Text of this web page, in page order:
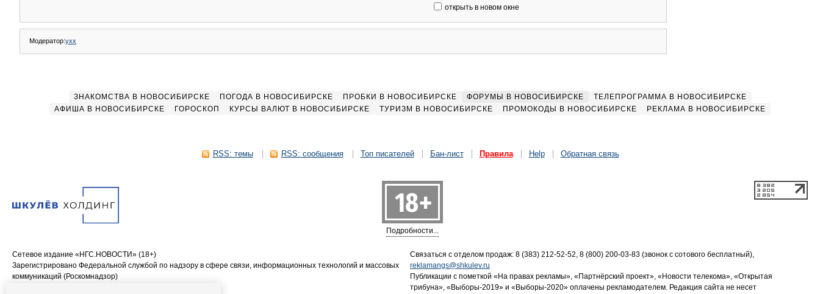
открыть в новом окне
Модератор:yxx
ЗНАКОМСТВА В НОВОСИБИРСКЕ ПОГОДА В НОВОСИБИРСКЕ ПРОБКИ В НОВОСИБИРСКЕ ФОРУМЫ В НОВОСИБИРСКЕ
ТЕЛЕПРОГРАММА В НОВОСИБИРСКЕ
АФИША В НОВОСИБИРСКЕ
ГОРОСКОП КУРСЫ ВАЛЮТ В НОВОСИБИРСКЕ ТУРИЗМ В НОВОСИБИРСКЕ ПРОМОКОДЫ В НОВОСИБИРСКЕ РЕКЛАМА В НОВОСИБИРСКЕ
RSS: темы RSS: сообщения Топ писателей Бан-лист Правила Help Обратная связь
Подробности...
Сетевое издание «НГС.НОВОСТИ» (18+)
Зарегистрировано Федеральной службой по надзору в сфере связи, информационных технологий и массовых
коммуникаций (Роскомнадзор)
Связаться с отделом продаж: 8 (383) 212-52-52, 8 (800) 200-03-83 (звонок с сотового бесплатный),
reklamangs@shkulev.ru
Публикации с пометкой «На правах рекламы», «Партнёрский проект», «Новости телекома», «Открытая
трибуна», «Выборы-2019» и «Выборы-2020» оплачены рекламодателем. Редакция сайта не несет